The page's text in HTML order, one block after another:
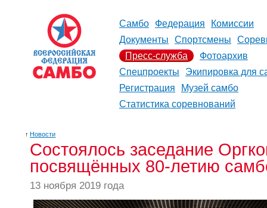
Самбо Федерация
Комиссии
Документы
Спортсмены
Пресс-служба
Фотоархив
Спецпроекты
Экипировка для
Регистрация
Музей самбо
Статистика соревнований
↑ Новости
Состоялось заседание
посвящённых 80-летию
13 ноября 2019 года